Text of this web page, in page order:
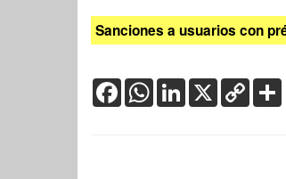
Sanciones a usuarios con
FacebookWhatsApp
LinkedIn
X Copy
Link